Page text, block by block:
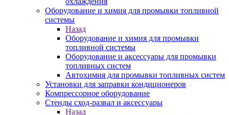
Оборудование и химия для промывки топливной
системы
Назад
Оборудование и химия для промывки
топливной системы
Оборудование и аксессуары для промывки
топливных систем
Автохимия для промывки топливных систем
Установки для заправки кондиционеров
Компрессорное оборудование
Стенды сход-развал и аксессуары
Назад